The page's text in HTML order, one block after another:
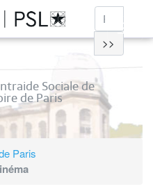
>>
Sociale de
de Paris
Paris